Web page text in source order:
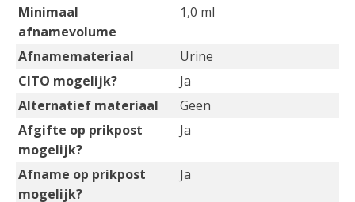
Minimaal
afnamevolume
1,0 ml
Afnamemateriaal
Urine
CITO mogelijk?
Ja
Alternatief materiaal
Geen
Afgifte op prikpost
mogelijk?
Ja
Afname op prikpost
mogelijk?
Ja